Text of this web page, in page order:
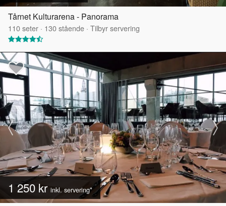
Tårnet Kulturarena - Panorama
110seter · 130stående · Tilbyr servering
1 250 kr inkl. servering*